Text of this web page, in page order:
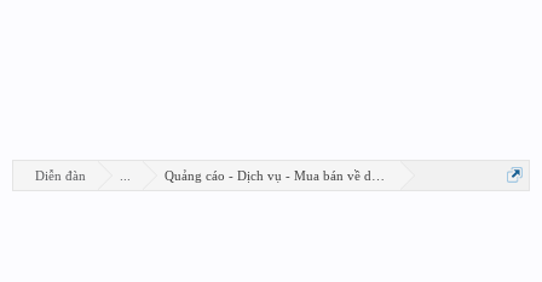
Diễn đàn Quảng cáo - Dịch vụ - Mua bán về design